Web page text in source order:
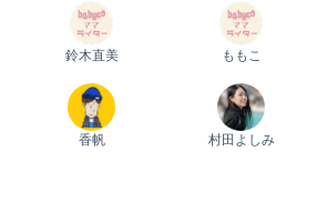
鈴木直美 ももこ
香帆 村田よしみ